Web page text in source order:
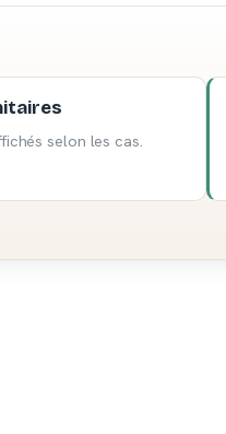
selon les cas.